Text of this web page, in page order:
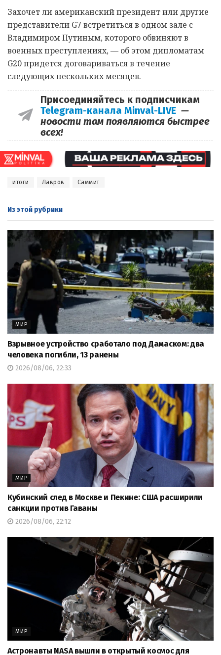
Захочет ли американский президент или другие
представители G7 встретиться в одном зале с
Владимиром Путиным, которого обвиняют в
военных преступлениях, — об этом дипломатам
G20 придется договариваться в течение
следующих нескольких месяцев.
Присоединяйтесь к подписчикам
Telegram-канала Minval-LIVE —
новости там появляются быстрее
всех!
итоги Лавров Саммит
Из этой рубрики
МИР
Взрывное устройство сработало под Дамаском: два
человека погибли, 13 ранены
2026/08/06, 22:33
МИР
Кубинский след в Москве и Пекине: США расширили
санкции против Гаваны
2026/08/06, 22:12
МИР
Астронавты NASA вышли в открытый космос для